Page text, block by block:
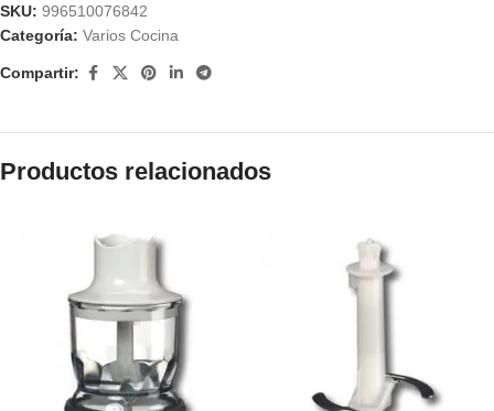
SKU: 996510076842
Categoría: Varios Cocina
Compartir:
Productos relacionados